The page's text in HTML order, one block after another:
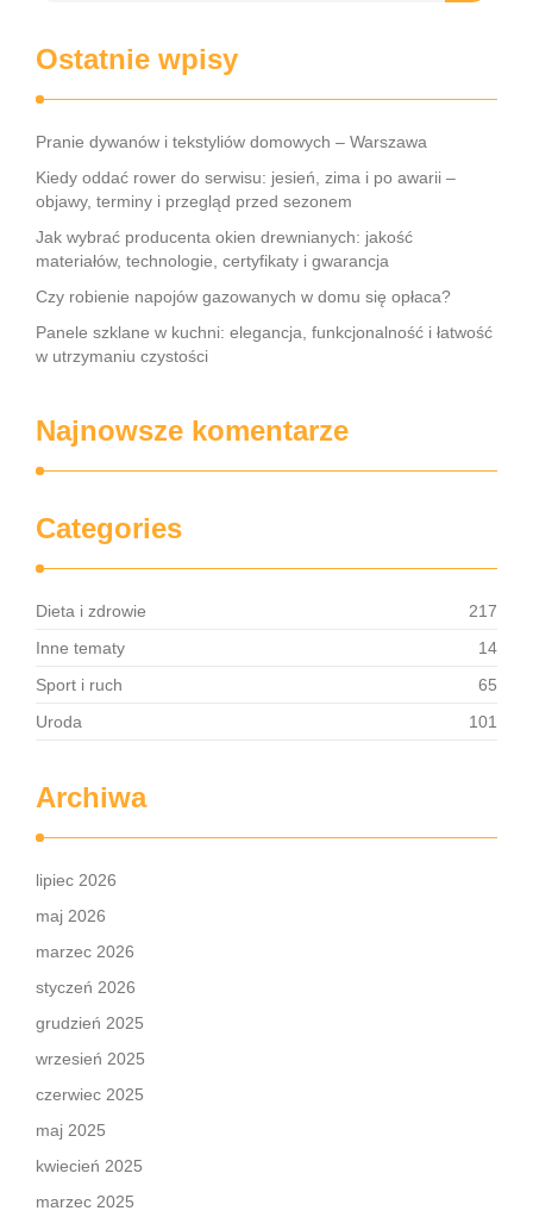
Ostatnie wpisy
Pranie dywanów i tekstyliów domowych – Warszawa
Kiedy oddać rower do serwisu: jesień, zima i po awarii –
objawy, terminy i przegląd przed sezonem
Jak wybrać producenta okien drewnianych: jakość
materiałów, technologie, certyfikaty i gwarancja
Czy robienie napojów gazowanych w domu się opłaca?
Panele szklane w kuchni: elegancja, funkcjonalność i łatwość
w utrzymaniu czystości
Najnowsze komentarze
Categories
Dieta i zdrowie
217
Inne tematy
14
Sport i ruch
65
Uroda
101
Archiwa
lipiec 2026
maj 2026
marzec 2026
styczeń 2026
grudzień 2025
wrzesień 2025
czerwiec 2025
maj 2025
kwiecień 2025
marzec 2025